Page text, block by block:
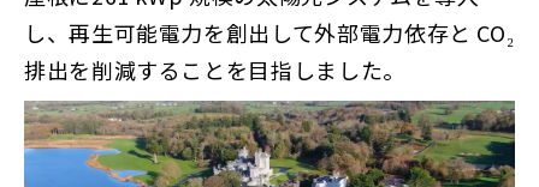
し、再生可能電力を創出して外部電力依存と CO₂
排出を削減することを目指しました。